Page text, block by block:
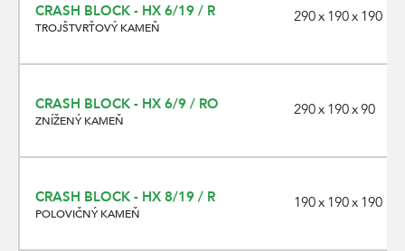
CRASH BLOCK - HX 6/19 / R
TROJŠTVRŤOVÝ KAMEŇ
290 x 190 x 190
CRASH BLOCK - HX 6/9 / RO
ZNÍŽENÝ KAMEŇ
290 x 190 x 90
CRASH BLOCK - HX 8/19 / R
POLOVIČNÝ KAMEŇ
190 x 190 x 190